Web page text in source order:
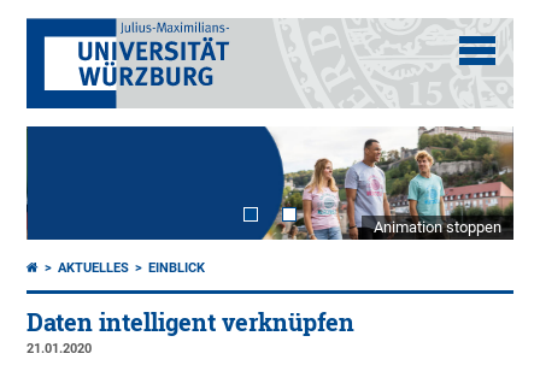
Animation stoppen
AKTUELLES EINBLICK
Daten intelligent verknüpfen
21.01.2020